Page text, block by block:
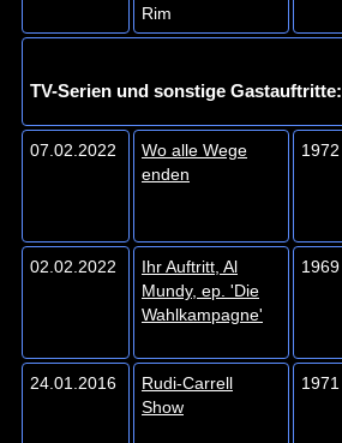
Rim
TV-Serien und sonstige Gastauftritte:
07.02.2022
Wo alle Wege
enden
1972
02.02.2022
Ihr Auftritt, Al
Mundy, ep. 'Die
Wahlkampagne'
1969
24.01.2016
Rudi-Carrell
Show
1971